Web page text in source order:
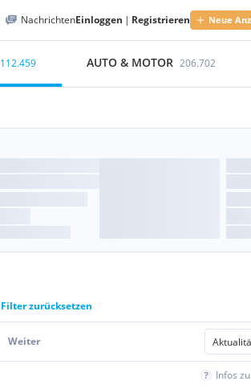
NachrichtenEinloggen | Registrieren Neue
112.459 AUTO & MOTOR 206.702
Filter zurücksetzen
Weiter
Infos